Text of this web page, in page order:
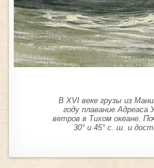
В XVI веке грузы из
году плавание
ветров в Тихом океане.
30° и 45° с. ш. и